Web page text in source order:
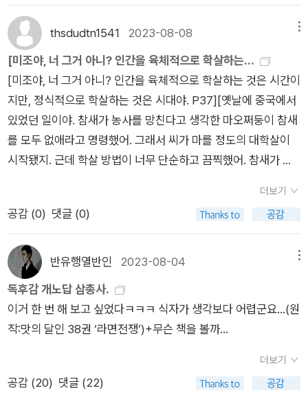
면서 오랜만에 재미있게 읽은 단편소설집이었다. 아, 이 소설에
언니가 진짜 많이 나오는데, 그 언니는 친언니일수도, 사촌언니일
수도, 사랑하는 사람일수도, 당근마켓에서 만난 언니일수도 있다.
나는 언니들이랑 그렇게 꽁냥꽁냥 으쌰으쌰 이런 걸 잘 못해서
(동생들이랑도 잘 못함) 나는 친구도 거의 다 남자사람이고 그래
서 아 망했다...나는 소설 독자의 구할을 차지하는 여성들의 마음
과 관계망을 헤아리지 못해 그저 망했다...하고 있었다. ㅋㅋㅋㅋ
언니 출몰 소설 정도로 진짜 언니 엄청 나옴… 나만 언니 없어…
에 사무친 소설이야… 다 필요 없어!! ㅋㅋㅋ 이서수 작가의 다음
소설들도 기대합니다. 장편소설도 차차 읽어봐야겠다.+밑줄 긋
기-취하면 가끔 그런 얘기를 했다. 내가 아는 섬이 있는데, 거기
가서 같이 살자. 물고기나 잡아먹으면서. 언니가 그렇게 말하면
나는 우리가 그 비린 것들을 매일 먹을 수 있을 리가 없다고 반박
했다. 언니는 지금도 밤 9시만 되면 KFC 1+1 치킨을 먹기 위해
집을 나서지 않느냐고 덧붙이면서.-떡집에서 못 팔고 버린 떡 같
은 하루.(‘미조의 시대’ 중)-꿈과 돈이 연결되어 있다는 걸 나도
알고, 언니도 알았다. 꿈을 제대로 이루거나 완전히 버려야지만
돈을 벌 수 있다는 걸.-나는 언니를 보고 이런 생각이 들었어. 단
해 엄마와의 주거지를 결정해야만 하는 주인공의 상황은 난감하
기 그지 없다. 돈이 되고 팔리는 웹툰을 위해서 토할 것 같은 기분
을 매일 느끼며 그림을 그리는 수영 언니의 생존력을 닮고 싶지
않지만, 창문을 열었을 때 걸어가는 사람의 발에 얼굴을 차일 것
같은 곳에서 살지 않기 위해서는 언니의 충고를 들어야만 한다.
얼마나 더 잔인해지고 독해져야 이 세상에서 떳떳하게 살 수 있는
것일까? 그냥 좀 나약하고 여린 사람들은 무심히 짓밟힌 루저로
살아가는 게 당연하고 스스로가 못났기 때문이라는 자책 속에 괴
단편 속 주인공들의 불안을 조장시키는 이 사회의 부조리를 타파
하기 위해 부단히 몸부림치지만 돌아오는 건 현실감 없는 자아에
대한 비판과 단두대처럼 목을 조여오는 생존의 위기 뿐이다. 그래
서 그런지 이야기 속 등장 인물들이 차라리 저자의 상상 속에서나
있을 법한 판타지 주인공이라면 좋겠지만, 너무나도 현실적이라
서 오늘도 내가 지나친 이들 중의 하나 일지 모른다는 생각 때문
에 마음이 편치 않다. 지금까지 그래왔듯이 모른척, 못 본척, 어쩔
수 없다는 생각으로 지나치며 살아가도 되는 걸까? “사람들은 그
러지. 한국은 의료 서비스가 좋은 나라라고. 뭐든 신속하고, 돈만
주면 어떤 검사든지 다 받을 수 있다고. 해외에서 의료 관광도 오
으로 제출하는 거 어떨까. 잘 쓴 순으로 세액공제 해주는 거지. 소
설집에 실린 열 편의 소설을 아껴서 읽었다. 이미 읽은 소설이 꽤
있었지만 처음 읽는 것처럼. 첫 마음으로. 두 번 읽으면 그렇다.
처음엔 보이지 않고 느끼지 못한 부분을 만나서 마음이 찡해진다.
내가 《나의 아저씨》를 다시 보면서 훌쩍인 것처럼. (지안이 할머
니에게 '내 할머니가 되어줘서 고마워.' 했던 부분. 정말 고마워.)
시를 쓰는 엄마와 사는 일상을 그린 「미조의 시대」부터 등단작
「구제, 빈티지 혹은 구원」까지. 찡하고 울컥한데 웃긴다. 근로소
득으로는 집을 사지 못함을 예감하는 부부의 이야기 「나의 방광
나의 지구」를 읽는 토요일 오전이었다. 집을 찾다가 지친 아내가
남편에게 땅을 사서 거기에 천막을 짓고 살자는 말에 남편이 진지
웃음이 났지만 유머가 우리의 슬픔을 구원해주리라 믿음이 생겼
다. 「현서의 그림자」는 또 어떤가. 자신을 외계인이라고 믿는 현
서, 숙모의 딸이기도 한 현서와 이야기를 하기로 한 이유는 숙모
가 '나'에게 가끔 용돈을 주었기 때문이다. 이야기를 나누다보니
외계인이라고 믿는 현서의 처지가 '나'보다 더 낫다는걸 깨닫는
다. 열정, 열정, 열정 대신 긍정, 긍정, 긍정을 수시로 외친다. 소리
내는게 아니라 속으로 속으로. 집을 구하지 못한다 해도 긍정, 압
05301408인공지능(?) 맞춤형 도서 추천 받기는 실패... 니 책은
니가 알아서 골라보렴... 아마도 보던 놈들 중에서...일단은 쎈수
학1 부터ㅋㅋㅋㅋ c단계는 안 하고 930번대 돌입... 나의 미래한
테 해 줄게 산수 공부 뿐이라니...
thsdudtn1541 2023-08-08
[미조야, 너 그거 아니? 인간을 육체적으로 학살하는...
[미조야, 너 그거 아니? 인간을 육체적으로 학살하는 것은 시간이
지만, 정식적으로 학살하는 것은 시대야. P37][옛날에 중국에서
있었던 일이야. 참새가 농사를 망친다고 생각한 마오쩌둥이 참새
를 모두 없애라고 명령했어. 그래서 씨가 마를 정도의 대학살이
시작됐지. 근데 학살 방법이 너무 단순하고 끔찍했어. 참새가 절
어. 인간들이 독하게 그렇게 했어. 내려앉으려는 참새만 계속 내
쫓았어. 결국 참새는 공중을 계속 날다가 힘없이 떨어져 죽었어.
너무나 고단하고, 말도 안 되는 상황을 견디다가. 근데 사영아, 나
는 이런 생각이 든다... 집이 없는 우리도 그 참새 같다는 생각. 어
디에도 내려앉아서 쉴 수가 없잖아. P120][한동안 술잔만 비워
내던 언니가 말했다. 선생님, 청춘이 아름다운 건 아무것도 하고
있지 않아도 세상을 시시하게 볼 수 있기 때문이에요. 그 시기가
지나면 아무것도 하고 있지 않다는 사실만으로도 세상이 공포로
다가와요. 제가 지금 그래요. 모든 게 공포예요. P174]이 책의 인
물들 대부분은 낭떠러지가 있는 길을 안전장치 없이 나아가야 하
더보기
공감 (0) 댓글 (0)
반유행열반인 2023-08-04
독후감 개노답 삼총사.
이거 한 번 해 보고 싶었다ㅋㅋㅋ 식자가 생각보다 어렵군요...(원
작:맛의 달인 38권 ‘라면전쟁’)+무슨 책을 볼까...
더보기
공감 (20) 댓글 (22)